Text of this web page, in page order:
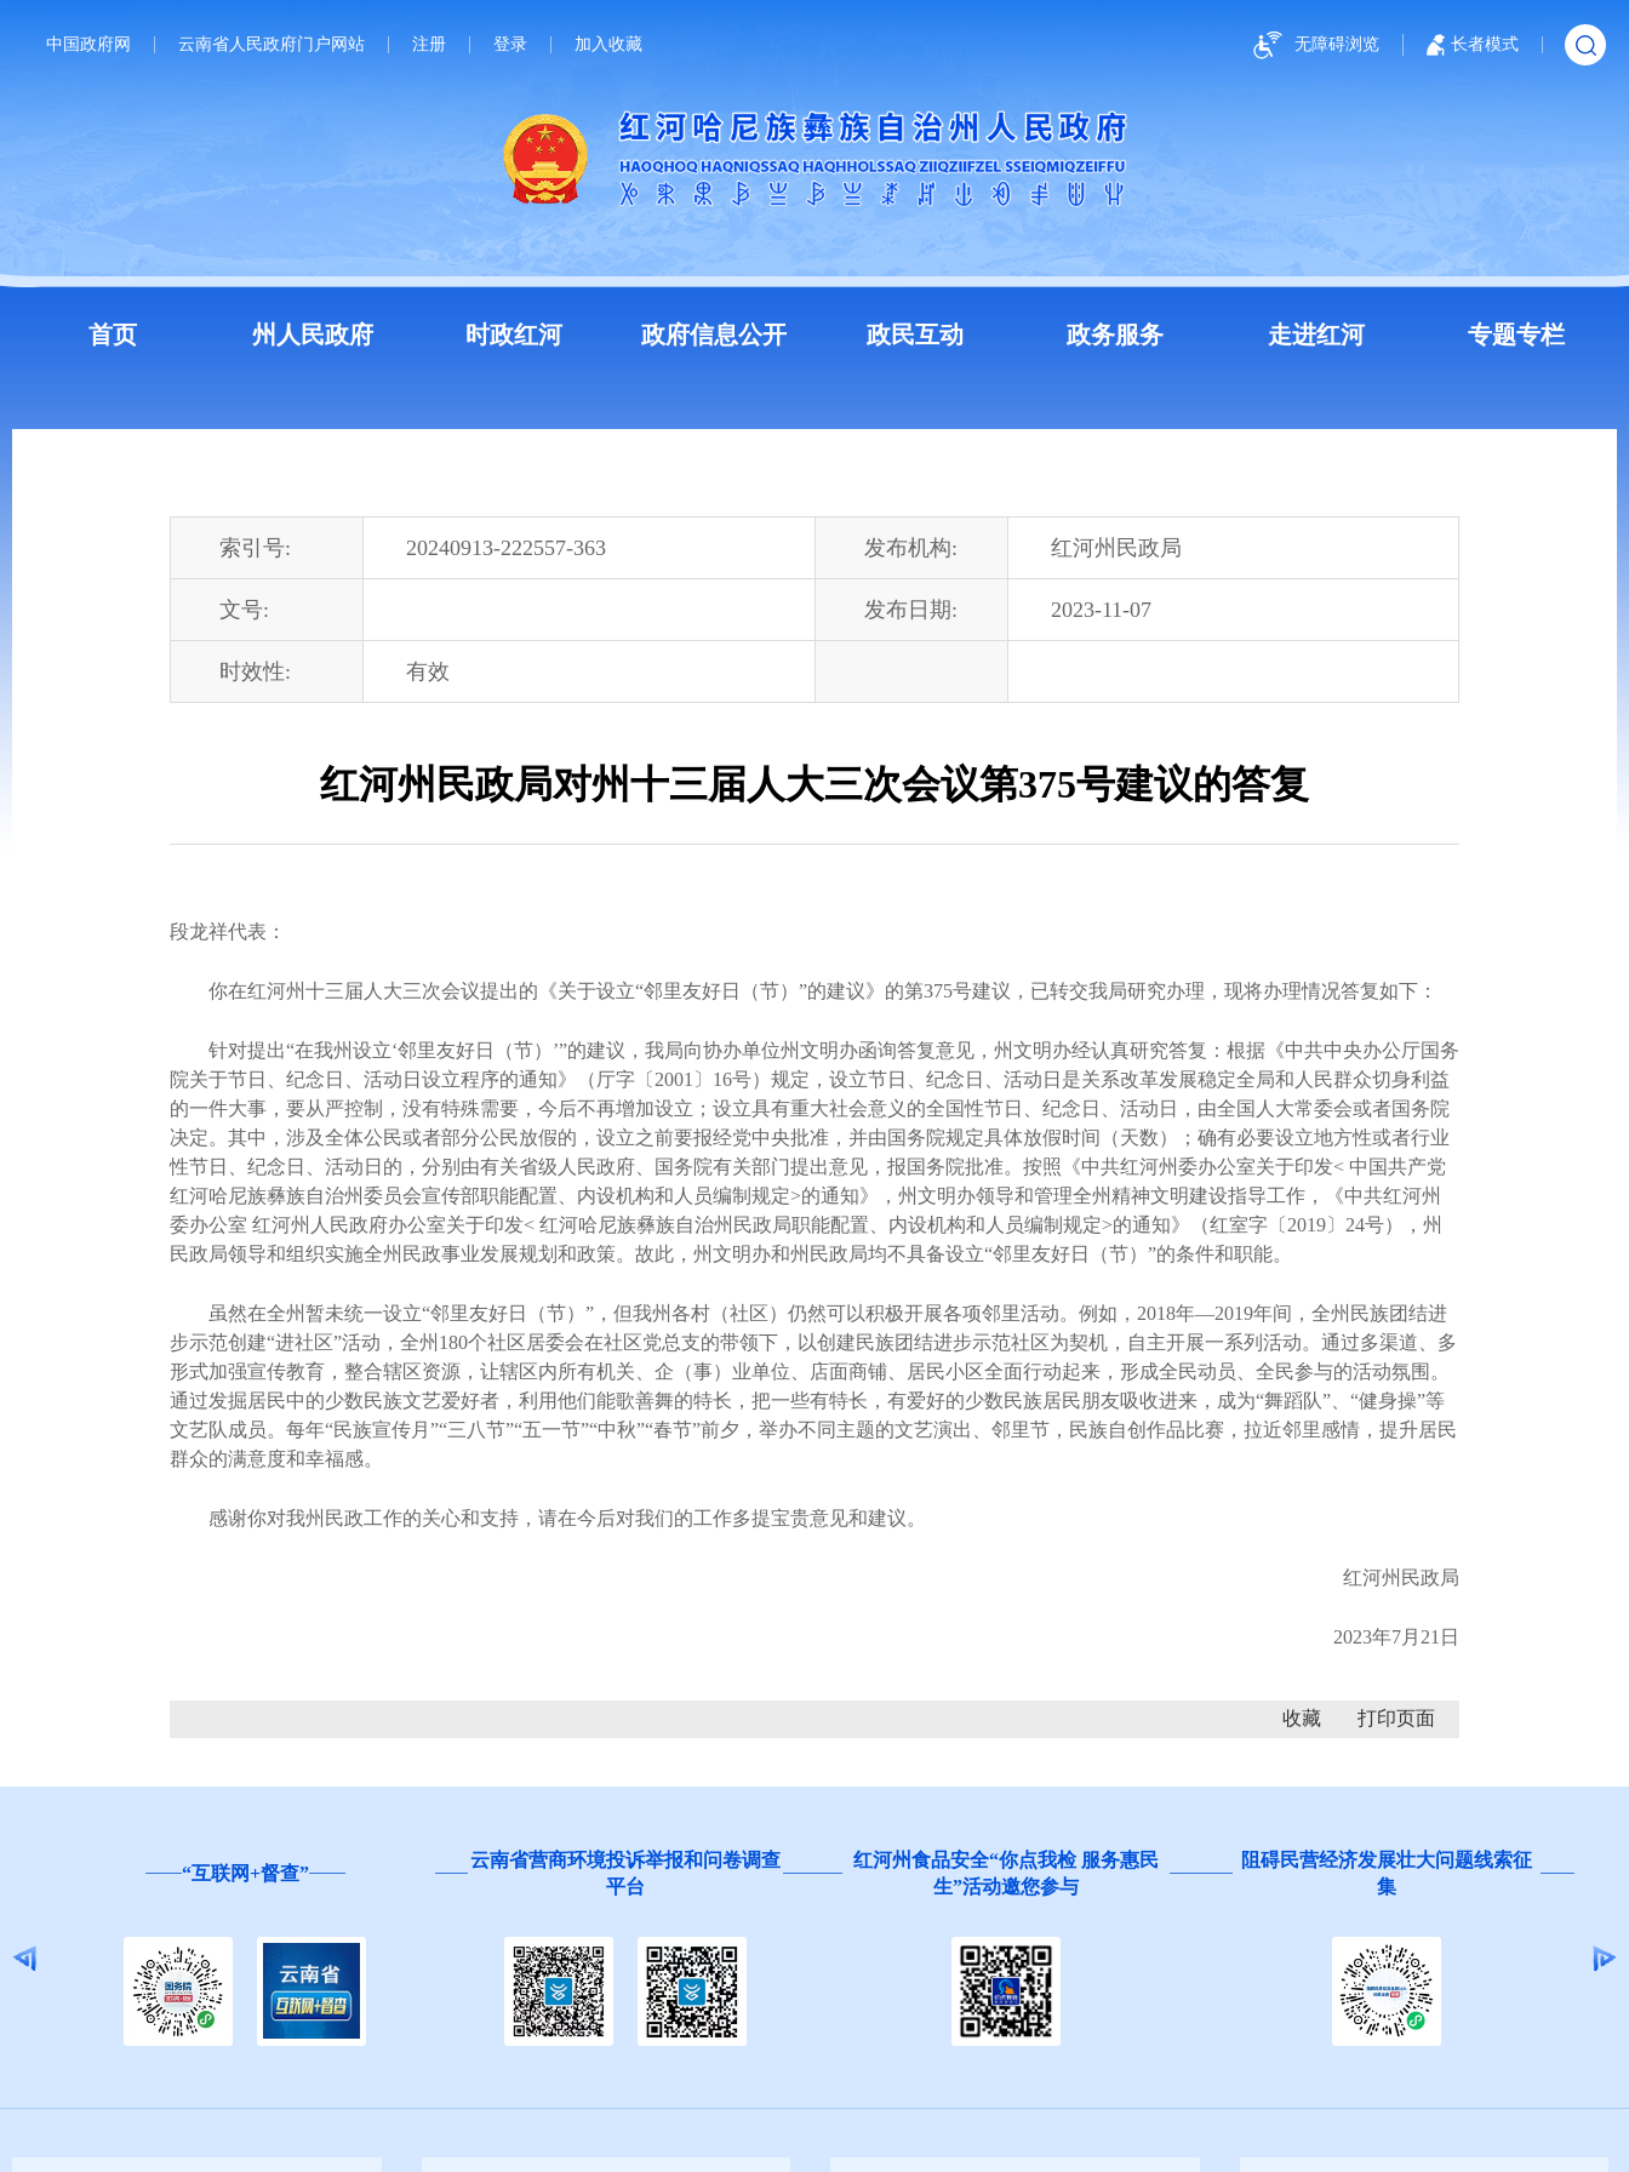
中国政府网 云南省人民政府门户网站 注册 登录 加入收藏 无障碍浏览 长者模式
首页 州人民政府 时政红河 政府信息公开 政民互动 政务服务 走进红河 专题专栏
索引号: 20240913-222557-363 发布机构: 红河州民政局
文号: 发布日期: 2023-11-07
时效性: 有效
红河州民政局对州十三届人大三次会议第375号建议的答复
段龙祥代表：
你在红河州十三届人大三次会议提出的《关于设立“邻里友好日（节）”的建议》的第375号建议，已转交我局研究办理，现将办理情况答复如下：
针对提出“在我州设立‘邻里友好日（节）’”的建议，我局向协办单位州文明办函询答复意见，州文明办经认真研究答复：根据《中共中央办公厅国务
院关于节日、纪念日、活动日设立程序的通知》（厅字〔2001〕16号）规定，设立节日、纪念日、活动日是关系改革发展稳定全局和人民群众切身利益
的一件大事，要从严控制，没有特殊需要，今后不再增加设立；设立具有重大社会意义的全国性节日、纪念日、活动日，由全国人大常委会或者国务院
决定。其中，涉及全体公民或者部分公民放假的，设立之前要报经党中央批准，并由国务院规定具体放假时间（天数）；确有必要设立地方性或者行业
性节日、纪念日、活动日的，分别由有关省级人民政府、国务院有关部门提出意见，报国务院批准。按照《中共红河州委办公室关于印发< 中国共产党
红河哈尼族彝族自治州委员会宣传部职能配置、内设机构和人员编制规定>的通知》，州文明办领导和管理全州精神文明建设指导工作，《中共红河州
委办公室 红河州人民政府办公室关于印发< 红河哈尼族彝族自治州民政局职能配置、内设机构和人员编制规定>的通知》（红室字〔2019〕24号），州
民政局领导和组织实施全州民政事业发展规划和政策。故此，州文明办和州民政局均不具备设立“邻里友好日（节）”的条件和职能。
虽然在全州暂未统一设立“邻里友好日（节）”，但我州各村（社区）仍然可以积极开展各项邻里活动。例如，2018年—2019年间，全州民族团结进
步示范创建“进社区”活动，全州180个社区居委会在社区党总支的带领下，以创建民族团结进步示范社区为契机，自主开展一系列活动。通过多渠道、多
形式加强宣传教育，整合辖区资源，让辖区内所有机关、企（事）业单位、店面商铺、居民小区全面行动起来，形成全民动员、全民参与的活动氛围。
通过发掘居民中的少数民族文艺爱好者，利用他们能歌善舞的特长，把一些有特长，有爱好的少数民族居民朋友吸收进来，成为“舞蹈队”、“健身操”等
文艺队成员。每年“民族宣传月”“三八节”“五一节”“中秋”“春节”前夕，举办不同主题的文艺演出、邻里节，民族自创作品比赛，拉近邻里感情，提升居民
群众的满意度和幸福感。
感谢你对我州民政工作的关心和支持，请在今后对我们的工作多提宝贵意见和建议。
红河州民政局
2023年7月21日
收藏
“互联网+督查”
云南省营商环境投诉举报和问卷调查
平台
红河州食品安全“你点我检 服务惠民
生”活动邀您参与
阻碍民营经济发展壮大问题线索征
集